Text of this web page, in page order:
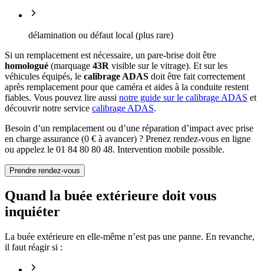
délamination ou défaut local (plus rare)
Si un remplacement est nécessaire, un pare-brise doit être
homologué (marquage 43R visible sur le vitrage). Et sur les
véhicules équipés, le calibrage ADAS doit être fait correctement
après remplacement pour que caméra et aides à la conduite restent
fiables. Vous pouvez lire aussi notre guide sur le calibrage ADAS et
découvrir notre service calibrage ADAS.
Besoin d’un remplacement ou d’une réparation d’impact avec prise
en charge assurance (0 € à avancer) ? Prenez rendez-vous en ligne
ou appelez le 01 84 80 80 48. Intervention mobile possible.
Prendre rendez-vous
Quand la buée extérieure doit vous
inquiéter
La buée extérieure en elle-même n’est pas une panne. En revanche,
il faut réagir si :